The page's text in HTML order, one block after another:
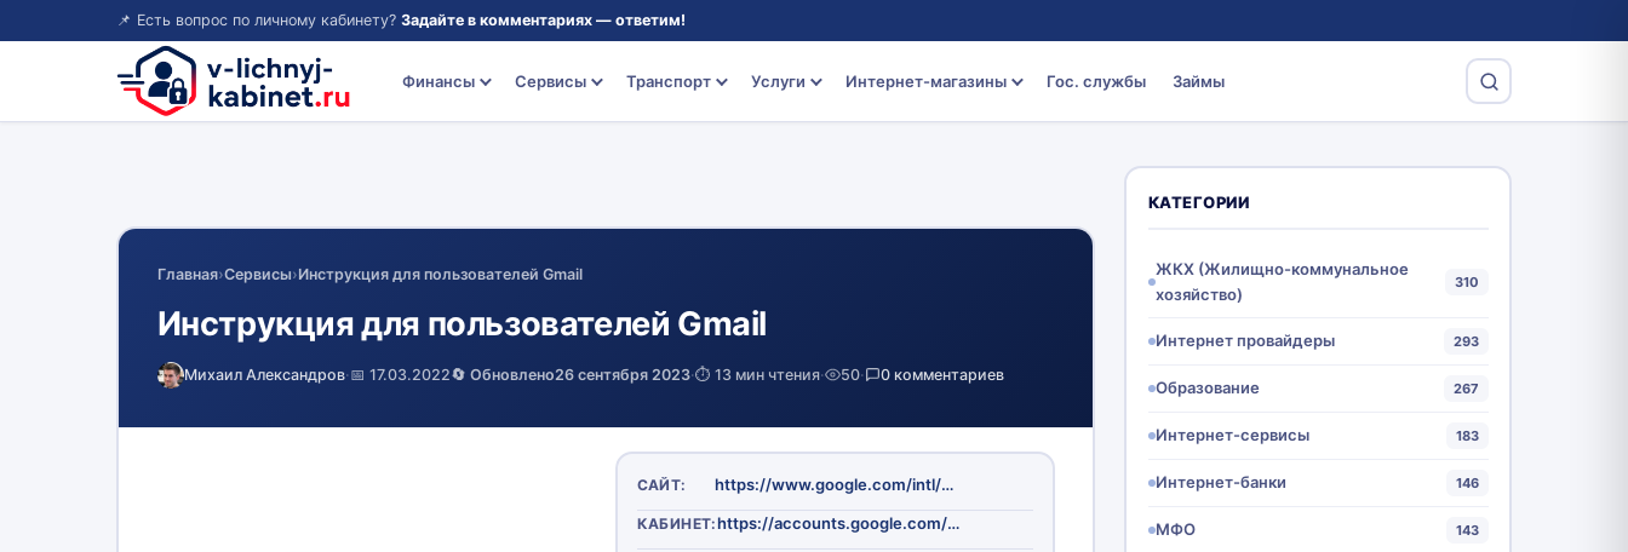
📌 Есть вопрос по личному кабинету? Задайте в комментариях — ответим!
Финансы Сервисы Транспорт Услуги Интернет-магазины Гос. службы Займы
Главная›Сервисы›Инструкция для пользователей Gmail
Инструкция для пользователей Gmail
Михаил Александров·📅 17.03.2022🔄 Обновлено26 сентября 2023·⏱️ 13 мин чтения· 50· 0 комментариев
САЙТ: https://www.google.com/intl/ru/gmail/about/
КАБИНЕТ: https://accounts.google.com/signin/v2/identifier?continue=https%3A%2F%2Fmail.google.com%2Fmail%2F&service=mail&sacu=1&rip=1&flowName=GlifWebSignIn&flowEntry=ServiceLogin
КАТЕГОРИИ
ЖКХ (Жилищно-коммунальное
хозяйство)
310
Интернет провайдеры 293
Образование 267
Интернет-сервисы 183
Интернет-банки 146
МФО 143